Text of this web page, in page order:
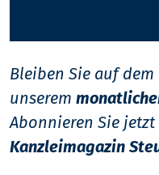
Bleiben Sie auf
unserem
Abonnieren Sie
Kanzleimagazin